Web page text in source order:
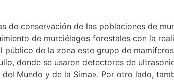
de conservación de las poblaciones de
de murciélagos forestales con la
de la zona este grupo de
donde se usaron detectores de
Mundo y de la Sima». Por otro lado,